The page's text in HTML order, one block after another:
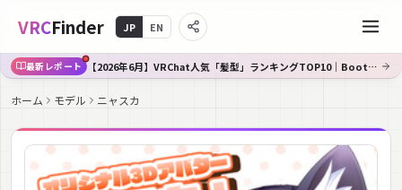
VRCFinder JP EN
最新レポート 【2026年6月】VRChat人気「髪型」ランキングTOP10｜Booth傾向分析
ホーム モデル ニャスカ